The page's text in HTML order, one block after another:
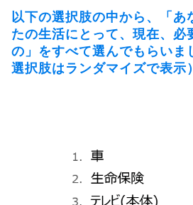
以下の選択肢の中から、「あ
たの生活にとって、現在、必
の」をすべて選んでもらいま
選択肢はランダマイズで表示）